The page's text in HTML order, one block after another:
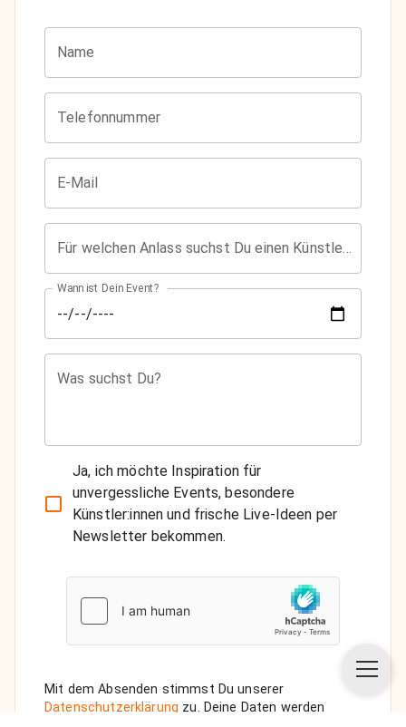
Name
Telefonnummer
E-Mail
Für welchen Anlass suchst Du einen Künstler?
Wann ist Dein Event?
Was suchst Du?
Ja, ich möchte Inspiration für
unvergessliche Events, besondere
Künstler:innen und frische Live-Ideen per
Newsletter bekommen.
Mit dem Absenden stimmst Du unserer
Datenschutzerklärung zu. Deine Daten werden